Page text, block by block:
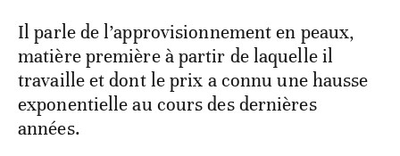
Il parle de l’approvisionnement en peaux,
matière première à partir de laquelle il
travaille et dont le prix a connu une hausse
exponentielle au cours des dernières
années.